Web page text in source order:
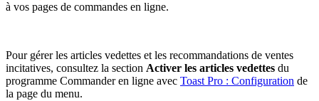
à vos pages de commandes en ligne.
Pour gérer les articles vedettes et les recommandations de ventes
incitatives, consultez la section Activer les articles vedettes du
programme Commander en ligne avec Toast Pro : Configuration de
la page du menu.